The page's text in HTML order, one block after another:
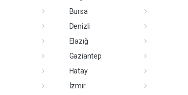
Bursa
Denizli
Elazığ
Gaziantep
Hatay
İzmir